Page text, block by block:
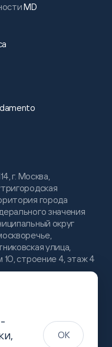
MD
г. Москва,
города
значения
округ
улица,
10, строение 4, этаж 4
444-16-51
OK